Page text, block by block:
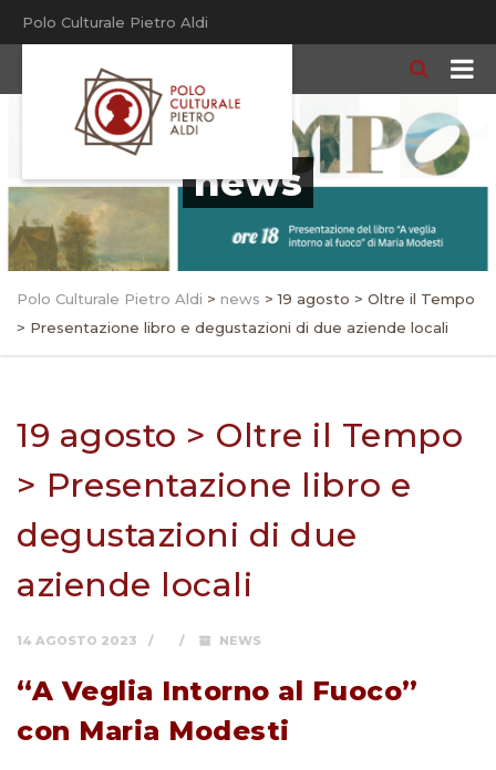
Polo Culturale Pietro Aldi
news
Polo Culturale Pietro Aldi > news >19 agosto > Oltre il Tempo
> Presentazione libro e degustazioni di due aziende locali
19 agosto > Oltre il Tempo
> Presentazione libro e
degustazioni di due
aziende locali
14 AGOSTO 2023 NEWS
“A Veglia Intorno al Fuoco”
con Maria Modesti